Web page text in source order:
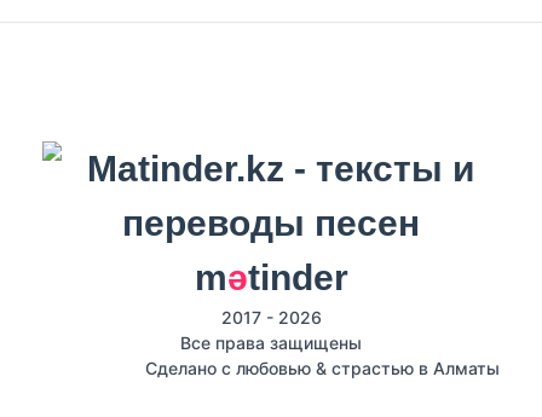
mәtinder
2017 - 2026
Все права защищены
Сделано с любовью & страстью в Алматы